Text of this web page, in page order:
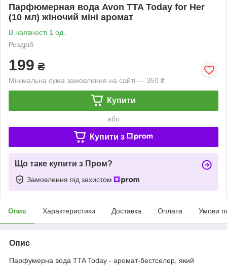
Парфюмерная вода Avon TTA Today for Her
(10 мл) жіночий міні аромат
В наявності 1 од.
Роздріб
199 ₴
Мінімальна сума замовлення на сайті — 350 ₴
Купити
або
Купити з
Що таке купити з Пром?
Замовлення під захистом
Опис Характеристики Доставка Оплата Умови
Опис
Парфумерна вода TTA Today - аромат-бестселер, який